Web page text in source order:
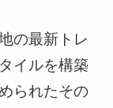
の最新トレ
イルを構築
られたその